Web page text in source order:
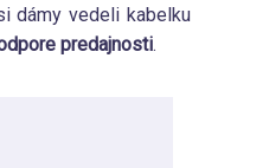
dámy vedeli kabelku
predajnosti.